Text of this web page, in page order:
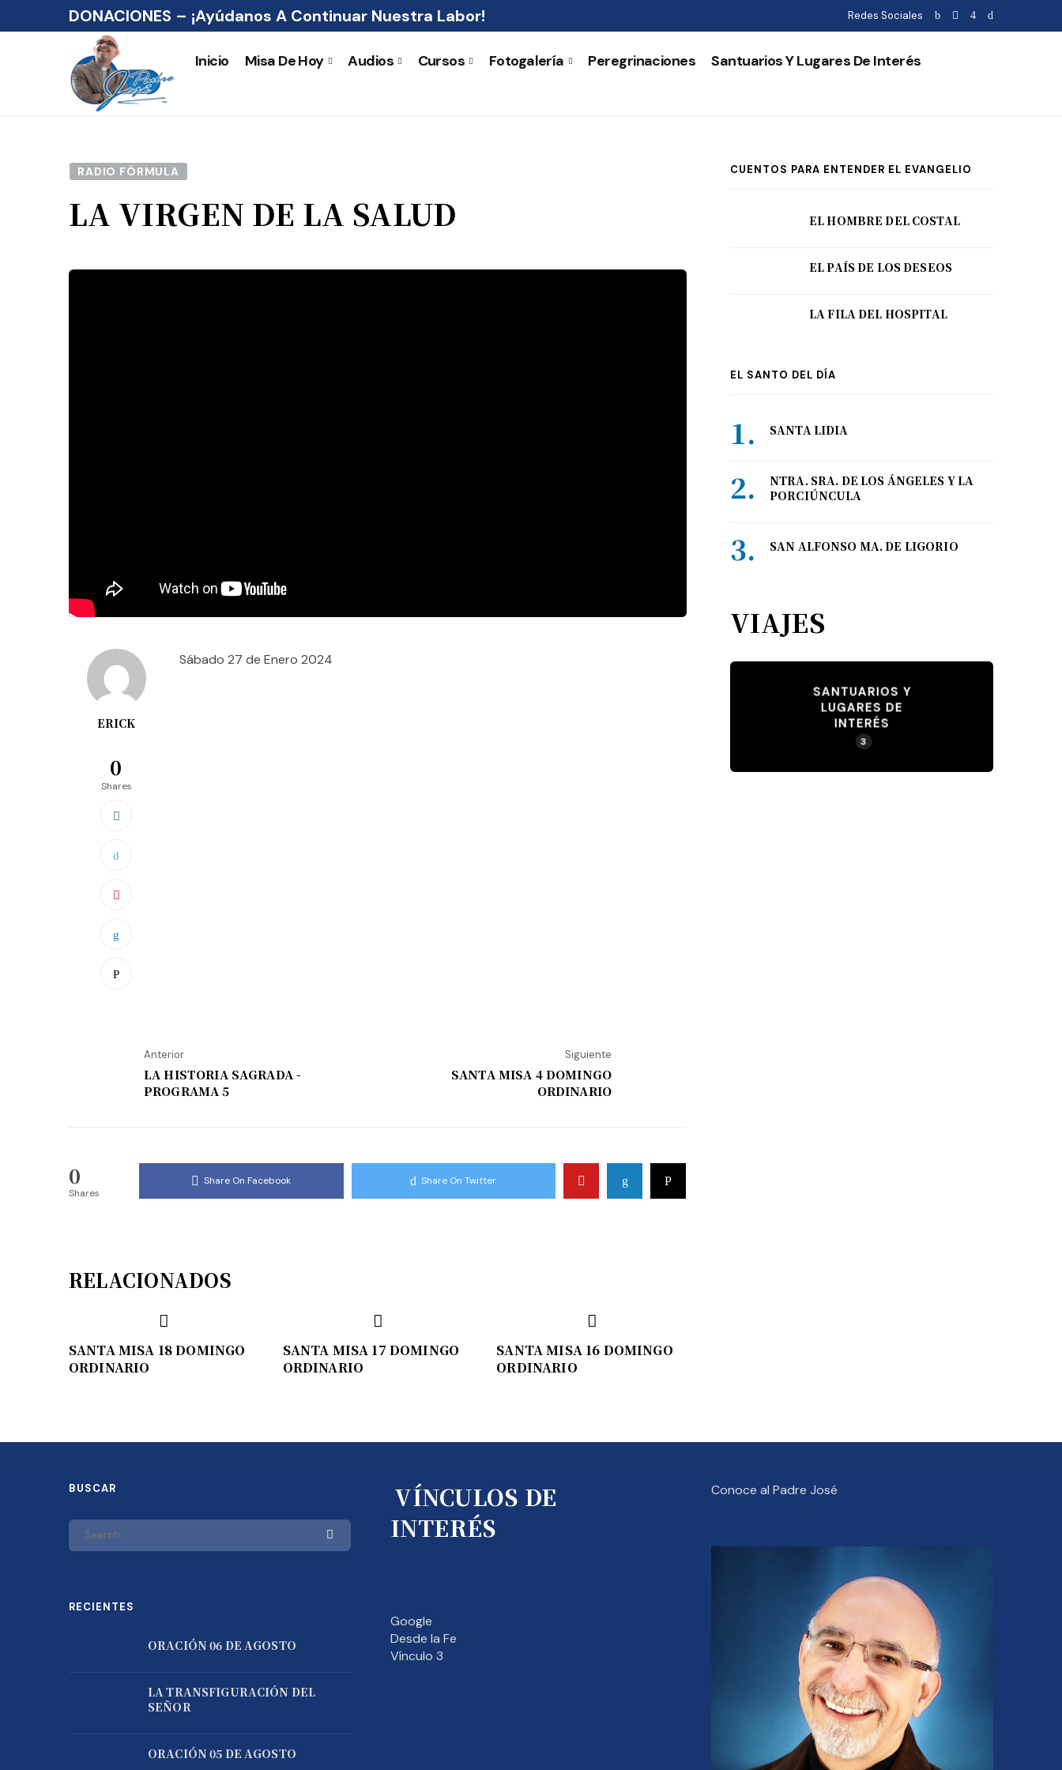
DONACIONES – ¡Ayúdanos A Continuar Nuestra Labor! Redes Sociales
Inicio Misa De Hoy Audios Cursos Fotogalería Peregrinaciones Santuarios Y Lugares De Interés
RADIO FÓRMULA
LA VIRGEN DE LA SALUD
ERICK
0
Shares
Sábado 27 de Enero 2024
Anterior
LA HISTORIA SAGRADA -
PROGRAMA 5
Siguiente
SANTA MISA 4 DOMINGO
ORDINARIO
0
Shares
Share On Facebook Share On Twitter
RELACIONADOS
SANTA MISA 18 DOMINGO
ORDINARIO
SANTA MISA 17 DOMINGO
ORDINARIO
SANTA MISA 16 DOMINGO
ORDINARIO
CUENTOS PARA ENTENDER EL EVANGELIO
EL HOMBRE DEL COSTAL
EL PAÍS DE LOS DESEOS
LA FILA DEL HOSPITAL
EL SANTO DEL DÍA
SANTA LIDIA
NTRA. SRA. DE LOS ÁNGELES Y LA
PORCIÚNCULA
SAN ALFONSO MA. DE LIGORIO
VIAJES
SANTUARIOS Y
LUGARES DE
INTERÉS
3
BUSCAR
RECIENTES
ORACIÓN 06 DE AGOSTO
LA TRANSFIGURACIÓN DEL
SEÑOR
ORACIÓN 05 DE AGOSTO
VÍNCULOS DE
INTERÉS
Google
Desde la Fe
Vínculo 3
Conoce al Padre José